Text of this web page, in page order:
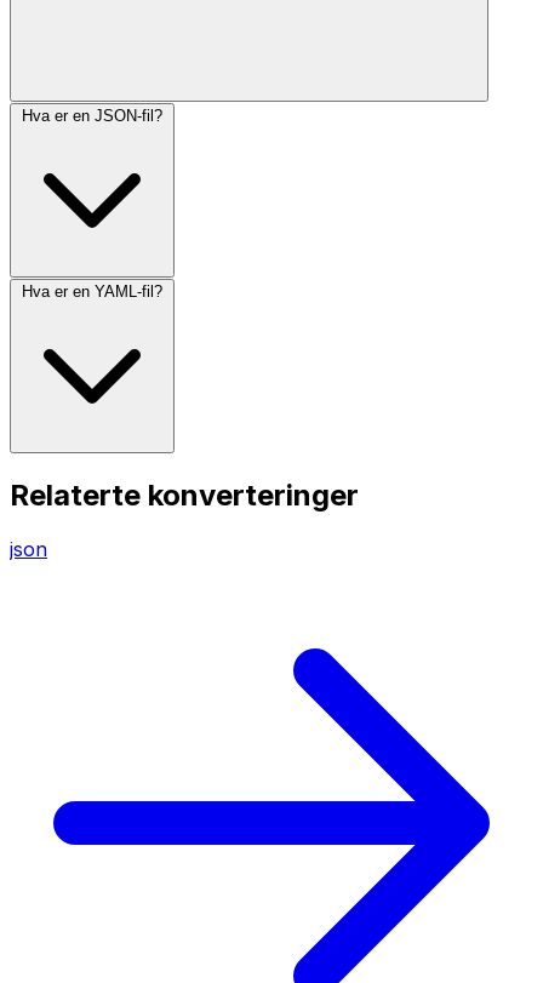
Hva er en JSON-fil?
Hva er en YAML-fil?
Relaterte konverteringer
json